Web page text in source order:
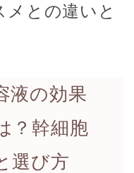
メとの違いと
液の効果
？幹細胞
選び方